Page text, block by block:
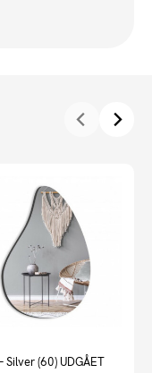
Silver (60) UDGÅET